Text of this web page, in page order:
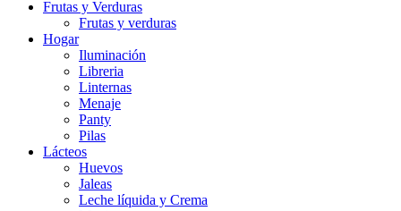
Frutas y Verduras
Frutas y verduras
Hogar
Iluminación
Libreria
Linternas
Menaje
Panty
Pilas
Lácteos
Huevos
Jaleas
Leche líquida y Crema